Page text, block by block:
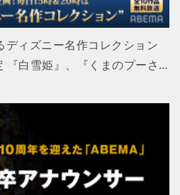
ディズニー名作コレクション
『白雪姫』、『くまのプーさ…